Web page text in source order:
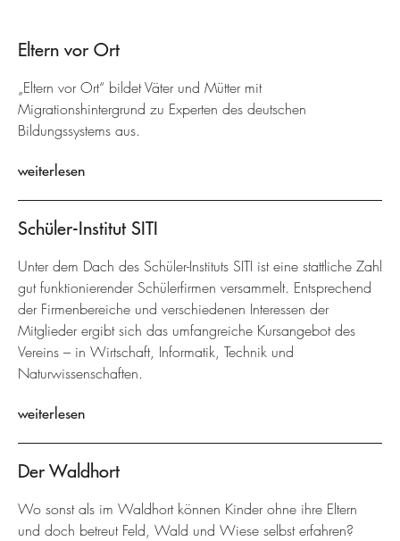
Eltern vor Ort
„Eltern vor Ort“ bildet Väter und Mütter mit
Migrationshintergrund zu Experten des deutschen
Bildungssystems aus.
weiterlesen
Schüler-Institut SITI
Unter dem Dach des Schüler-Instituts SITI ist eine stattliche Zahl
gut funktionierender Schülerfirmen versammelt. Entsprechend
der Firmenbereiche und verschiedenen Interessen der
Mitglieder ergibt sich das umfangreiche Kursangebot des
Vereins – in Wirtschaft, Informatik, Technik und
Naturwissenschaften.
weiterlesen
Der Waldhort
Wo sonst als im Waldhort können Kinder ohne ihre Eltern
und doch betreut Feld, Wald und Wiese selbst erfahren?